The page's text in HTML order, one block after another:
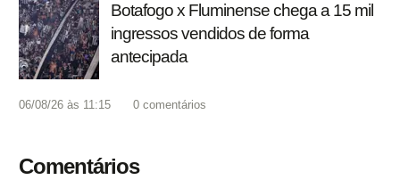
Botafogo x Fluminense chega a 15 mil
ingressos vendidos de forma
antecipada
06/08/26 às 11:15 0 comentários
Comentários